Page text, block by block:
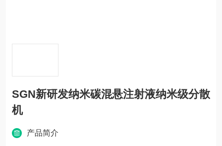
SGN新研发纳米碳混悬注射液纳米级分散
机
产品简介